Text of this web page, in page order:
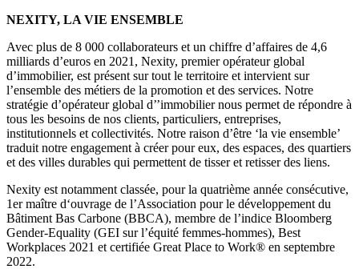
NEXITY, LA VIE ENSEMBLE
Avec plus de 8 000 collaborateurs et un chiffre d’affaires de 4,6
milliards d’euros en 2021, Nexity, premier opérateur global
d’immobilier, est présent sur tout le territoire et intervient sur
l’ensemble des métiers de la promotion et des services. Notre
stratégie d’opérateur global d’’immobilier nous permet de répondre à
tous les besoins de nos clients, particuliers, entreprises,
institutionnels et collectivités. Notre raison d’être ‘la vie ensemble’
traduit notre engagement à créer pour eux, des espaces, des quartiers
et des villes durables qui permettent de tisser et retisser des liens.
Nexity est notamment classée, pour la quatrième année consécutive,
1er maître d‘ouvrage de l’Association pour le développement du
Bâtiment Bas Carbone (BBCA), membre de l’indice Bloomberg
Gender-Equality (GEI sur l’équité femmes-hommes), Best
Workplaces 2021 et certifiée Great Place to Work® en septembre
2022.